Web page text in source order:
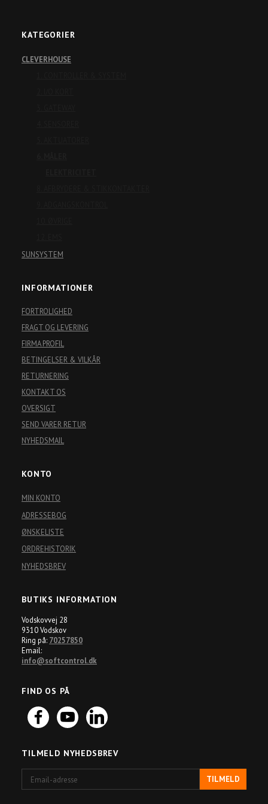
KATEGORIER
CLEVERHOUSE
SUNSYSTEM
INFORMATIONER
FORTROLIGHED
FRAGT OG LEVERING
FIRMA PROFIL
BETINGELSER & VILKÅR
RETURNERING
KONTAKT OS
OVERSIGT
SEND VARER RETUR
NYHEDSMAIL
KONTO
MIN KONTO
ADRESSEBOG
ØNSKELISTE
ORDREHISTORIK
NYHEDSBREV
BUTIKS INFORMATION
Vodskovvej 28
9310 Vodskov
Ring på: 70257850
Email:
info@softcontrol.dk
FIND OS PÅ
TILMELD NYHEDSBREV
adresse
TILMELD